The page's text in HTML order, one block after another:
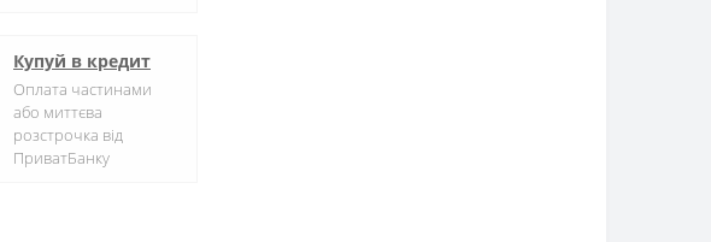
Купуй в кредит
Оплата частинами
або миттєва
розстрочка від
ПриватБанку